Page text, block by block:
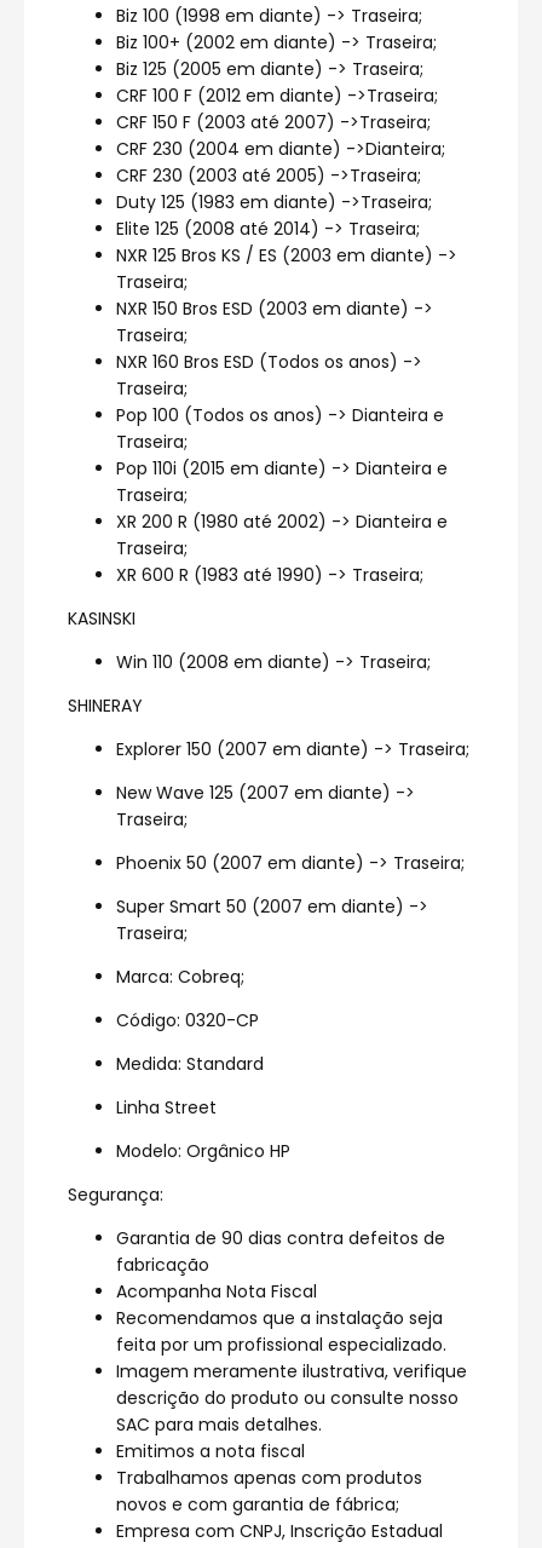
Biz 100 (1998 em diante) -> Traseira;
Biz 100+ (2002 em diante) -> Traseira;
Biz 125 (2005 em diante) -> Traseira;
CRF 100 F (2012 em diante) ->Traseira;
CRF 150 F (2003 até 2007) ->Traseira;
CRF 230 (2004 em diante) ->Dianteira;
CRF 230 (2003 até 2005) ->Traseira;
Duty 125 (1983 em diante) ->Traseira;
Elite 125 (2008 até 2014) -> Traseira;
NXR 125 Bros KS / ES (2003 em diante) ->
Traseira;
NXR 150 Bros ESD (2003 em diante) ->
Traseira;
NXR 160 Bros ESD (Todos os anos) ->
Traseira;
Pop 100 (Todos os anos) -> Dianteira e
Traseira;
Pop 110i (2015 em diante) -> Dianteira e
Traseira;
XR 200 R (1980 até 2002) -> Dianteira e
Traseira;
XR 600 R (1983 até 1990) -> Traseira;
KASINSKI
Win 110 (2008 em diante) -> Traseira;
SHINERAY
Explorer 150 (2007 em diante) -> Traseira;
New Wave 125 (2007 em diante) ->
Traseira;
Phoenix 50 (2007 em diante) -> Traseira;
Super Smart 50 (2007 em diante) ->
Traseira;
Marca: Cobreq;
Código: 0320-CP
Medida: Standard
Linha Street
Modelo: Orgânico HP
Segurança:
Garantia de 90 dias contra defeitos de
fabricação
Acompanha Nota Fiscal
Recomendamos que a instalação seja
feita por um profissional especializado.
Imagem meramente ilustrativa, verifique
descrição do produto ou consulte nosso
SAC para mais detalhes.
Emitimos a nota fiscal
Trabalhamos apenas com produtos
novos e com garantia de fábrica;
Empresa com CNPJ, Inscrição Estadual